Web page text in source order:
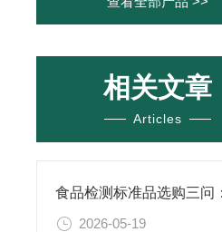
相关文章
Articles
2026-05-19